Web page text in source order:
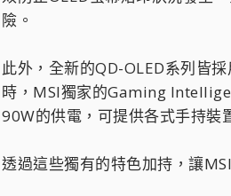
險。
此外，全新的QD-OLED系列皆
時，MSI獨家的Gaming
90W的供電，可提供各式手持裝
透過這些獨有的特色加持，讓